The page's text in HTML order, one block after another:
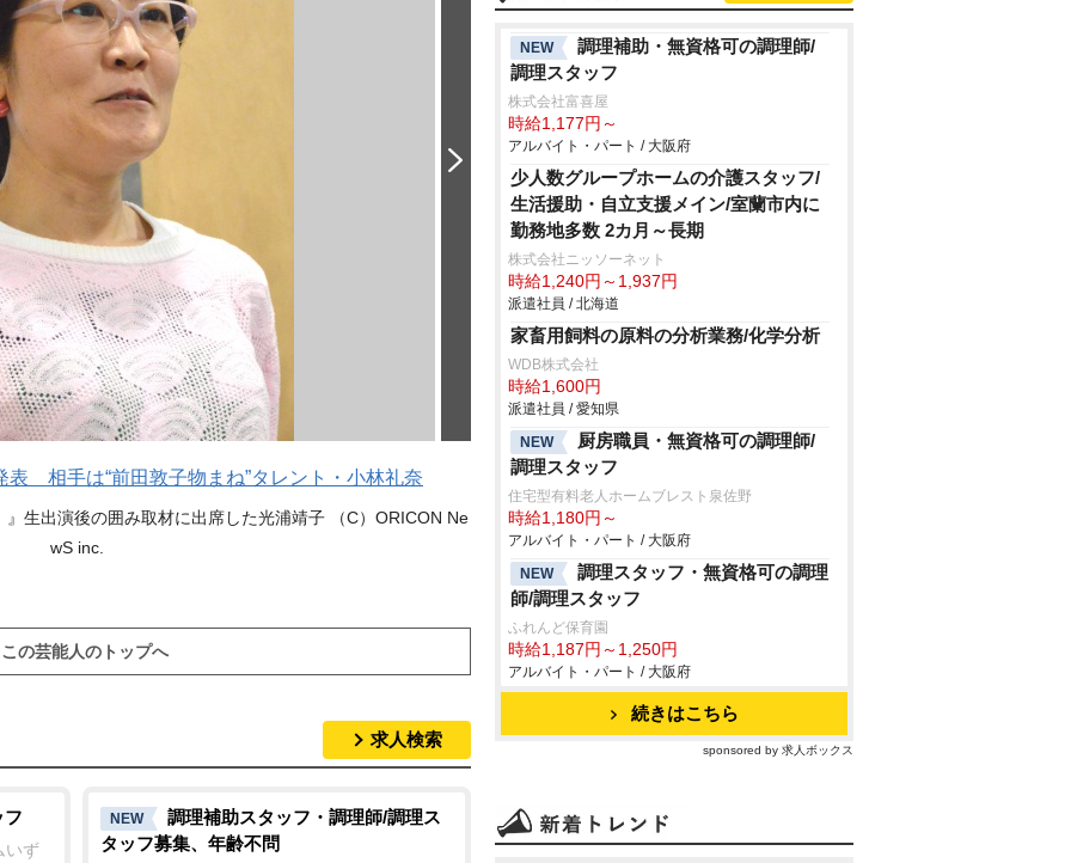
表 相手は“前田敦子物まね”タレント・小林礼奈
生出演後の囲み取材に出席した光浦靖子 （C）ORICON Ne
wS inc.
この芸能人のトップへ
求人検索
フ
いず
NEW
調理補助スタッフ・調理師/調理ス
タッフ募集、年齢不問
NEW
調理補助・無資格可の調理師/
調理スタッフ
株式会社富喜屋
時給1,177円～
アルバイト・パート / 大阪府
少人数グループホームの介護スタッフ/
生活援助・自立支援メイン/室蘭市内に
勤務地多数 2カ月～長期
株式会社ニッソーネット
時給1,240円～1,937円
派遣社員 / 北海道
家畜用飼料の原料の分析業務/化学分析
WDB株式会社
時給1,600円
派遣社員 / 愛知県
NEW
厨房職員・無資格可の調理師/
調理スタッフ
住宅型有料老人ホームブレスト泉佐野
時給1,180円～
アルバイト・パート / 大阪府
NEW
調理スタッフ・無資格可の調理
師/調理スタッフ
ふれんど保育園
時給1,187円～1,250円
アルバイト・パート / 大阪府
続きはこちら
sponsored by 求人ボックス